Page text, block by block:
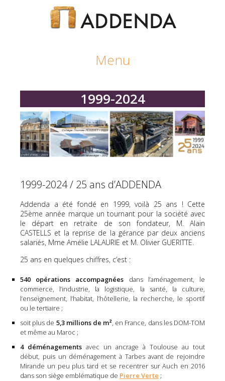
Menu
1999-2024
1999-2024 / 25 ans d’ADDENDA
Addenda a été fondé en 1999, voilà 25 ans ! Cette
25ème année marque un tournant pour la société avec
le départ en retraite de son fondateur, M. Alain
CASTELLS et la reprise de la gérance par deux anciens
salariés, Mme Amélie LALAURIE et M. Olivier GUERITTE.
25 ans en quelques chiffres, c’est :
540 opérations accompagnées dans l’aménagement, le
commerce, l’industrie, la logistique, la santé, la culture,
l’enseignement, l’habitat, l’hôtellerie, la recherche, le sportif
ou le tertiaire ;
soit plus de 5,3 millions de m², en France, dans les DOM-TOM
et même au Maroc ;
4 déménagements avec un ancrage à Toulouse au tout
début, puis un déménagement à Tarbes avant de rejoindre
Mirande un peu plus tard et se recentrer sur Auch en 2016
dans son siège emblématique de Pierre Verte ;